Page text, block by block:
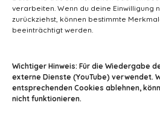
verarbeiten. Wenn du deine Einwilligung
zurückziehst, können bestimmte
beeinträchtigt werden.
Wichtiger Hinweis: Für die Wiedergabe
externe Dienste (YouTube) verwendet.
entsprechenden Cookies ablehnen,
nicht funktionieren.
info@tiermedizin-